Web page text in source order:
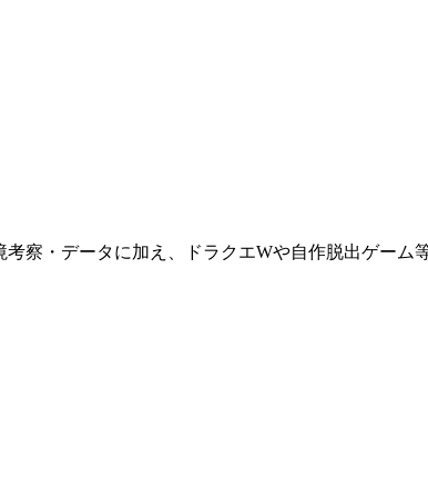
察・データに加え、ドラクエWや自作脱出ゲーム